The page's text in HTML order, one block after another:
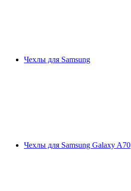
Чехлы для Samsung
Чехлы для Samsung Galaxy A70